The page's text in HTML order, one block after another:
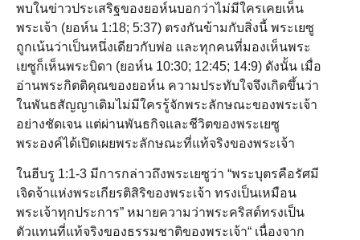
พบในข่าวประเสริฐของยอห์นบอกว่าไม่มีใครเคยเห็น
พระเจ้า (ยอห์น 1:18; 5:37) ตรงกันข้ามกับสิ่งนี้ พระเยซู
ถูกเน้นว่าเป็นหนึ่งเดียวกับพ่อ และทุกคนที่มองเห็นพระ
เยซูก็เห็นพระบิดา (ยอห์น 10:30; 12:45; 14:9) ดังนั้น เมื่อ
อ่านพระกิตติคุณของยอห์น ความประทับใจจึงเกิดขึ้นว่า
ในพันธสัญญาเดิมไม่มีใครรู้จักพระลักษณะของพระเจ้า
อย่างชัดเจน แต่ผ่านพันธกิจและชีวิตของพระเยซู
พระองค์ได้เปิดเผยพระลักษณะที่แท้จริงของพระเจ้า
ในฮีบรู 1:1-3 มีการกล่าวถึงพระเยซูว่า “พระบุตรคือรัศมี
เจิดจ้าแห่งพระเกียรติสิริของพระเจ้า ทรงเป็นเหมือน
พระเจ้าทุกประการ” หมายความว่าพระคริสต์ทรงเป็น
ตัวแทนที่แท้จริงของธรรมชาติของพระเจ้า“ เนื่องจาก